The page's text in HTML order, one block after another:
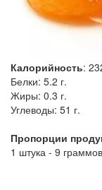
Калорийность:
Белки: 5.2 г.
Жиры: 0.3 г.
Углеводы: 51 г.
Пропорции
1 штука - 9 граммов